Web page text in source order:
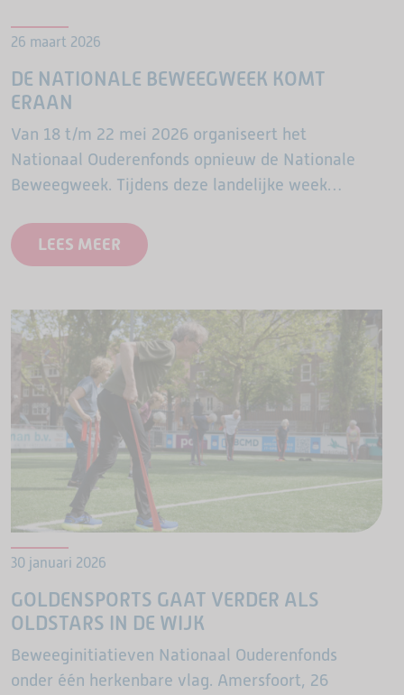
26 maart 2026
DE NATIONALE BEWEEGWEEK KOMT
ERAAN
Van 18 t/m 22 mei 2026 organiseert het
Nationaal Ouderenfonds opnieuw de Nationale
Beweegweek. Tijdens deze landelijke week
welzijnsorganisaties en andere lokale partijen hun
deuren voor ouderen. Overal in…
LEES MEER
30 januari 2026
GOLDENSPORTS GAAT VERDER ALS
OLDSTARS IN DE WIJK
Beweeginitiatieven Nationaal Ouderenfonds
onder één herkenbare vlag. Amersfoort, 26